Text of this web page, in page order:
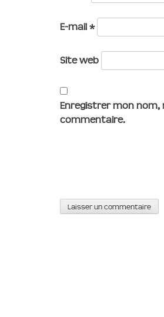
E-mail *
Site web
Enregistrer mon nom,
commentaire.